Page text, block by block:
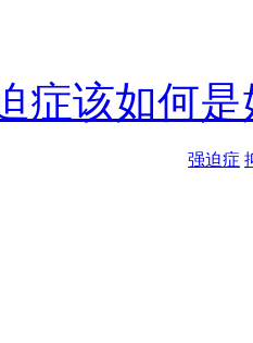
症该如何是
强迫症